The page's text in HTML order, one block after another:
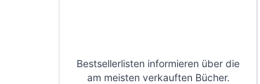
Bestsellerlisten informieren über die
am meisten verkauften Bücher.